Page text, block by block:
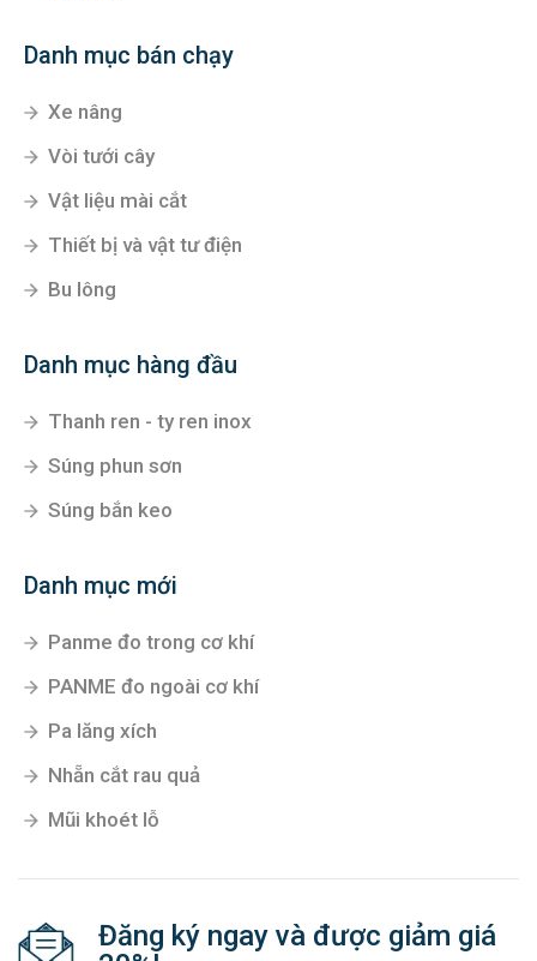
Danh mục bán chạy
Xe nâng
Vòi tưới cây
Vật liệu mài cắt
Thiết bị và vật tư điện
Bu lông
Danh mục hàng đầu
Thanh ren - ty ren inox
Súng phun sơn
Súng bắn keo
Danh mục mới
Panme đo trong cơ khí
PANME đo ngoài cơ khí
Pa lăng xích
Nhẵn cắt rau quả
Mũi khoét lỗ
Đăng ký ngay và được giảm giá